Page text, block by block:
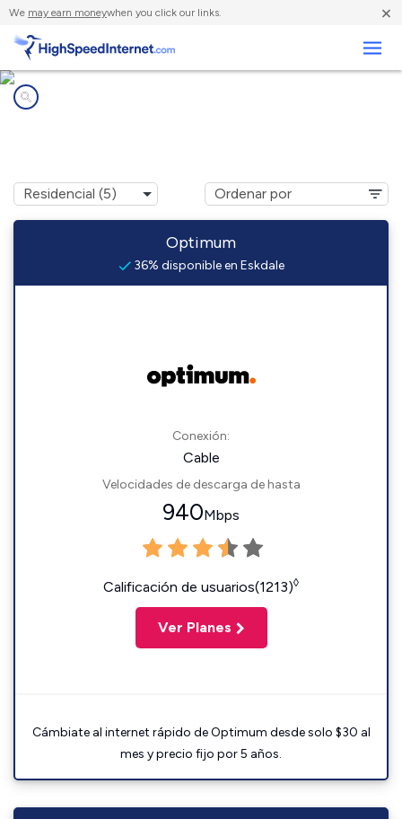
We may earn moneywhen you click our links. ×
Optimum
36% disponible en Eskdale
Conexión:
Cable
Velocidades de descarga de hasta
940Mbps
Calificación de usuarios(1213)◊
Ver Planes
Cámbiate al internet rápido de Optimum desde solo $30 al
mes y precio fijo por 5 años.